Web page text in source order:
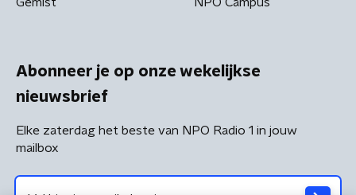
Abonneer je op onze wekelijkse
nieuwsbrief
Elke zaterdag het beste van NPO Radio 1 in jouw
mailbox